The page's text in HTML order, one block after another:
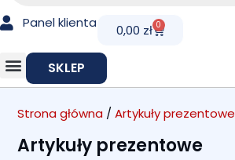
Panel klienta 0,00 zł 0
Cart
SKLEP
Strona główna /Artykuły prezentowe
Artykuły prezentowe